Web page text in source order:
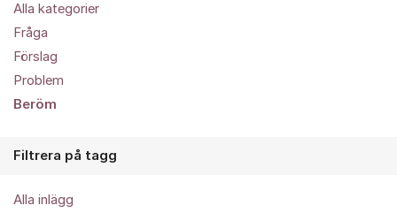
Alla kategorier
Fråga
Förslag
Problem
Beröm
Filtrera på tagg
Alla inlägg